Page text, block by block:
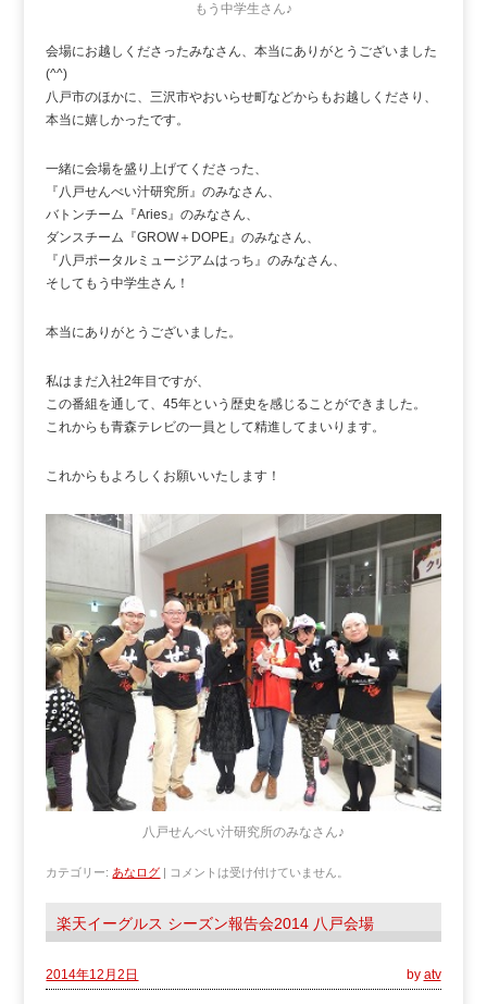
もう中学生さん♪
会場にお越しくださったみなさん、本当にありがとうございました
(^^)
八戸市のほかに、三沢市やおいらせ町などからもお越しくださり、
本当に嬉しかったです。
一緒に会場を盛り上げてくださった、
『八戸せんべい汁研究所』のみなさん、
バトンチーム『Aries』のみなさん、
ダンスチーム『GROW＋DOPE』のみなさん、
『八戸ポータルミュージアムはっち』のみなさん、
そしてもう中学生さん！
本当にありがとうございました。
私はまだ入社2年目ですが、
この番組を通して、45年という歴史を感じることができました。
これからも青森テレビの一員として精進してまいります。
これからもよろしくお願いいたします！
八戸せんべい汁研究所のみなさん♪
カテゴリー: あなログ | コメントは受け付けていません。
楽天イーグルス シーズン報告会2014 八戸会場
2014年12月2日 by atv